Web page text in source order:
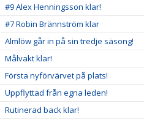
#9 Alex Henningsson klar!
#7 Robin Brännström klar
Almlöw går in på sin tredje säsong!
Målvakt klar!
Första nyförvärvet på plats!
Uppflyttad från egna leden!
Rutinerad back klar!